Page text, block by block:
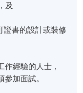
及
證書的設計或裝修
經驗的人士，
加面試。